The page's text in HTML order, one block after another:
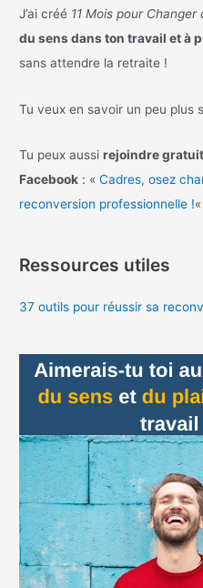
J’ai créé 11 Mois pour Changer
du sens dans ton travail et à
sans attendre la retraite !
Tu veux en savoir un peu plus
Tu peux aussirejoindre
Facebook : «Cadres, osez
reconversion professionnelle !«
Ressources utiles
37 outils pour réussir sa